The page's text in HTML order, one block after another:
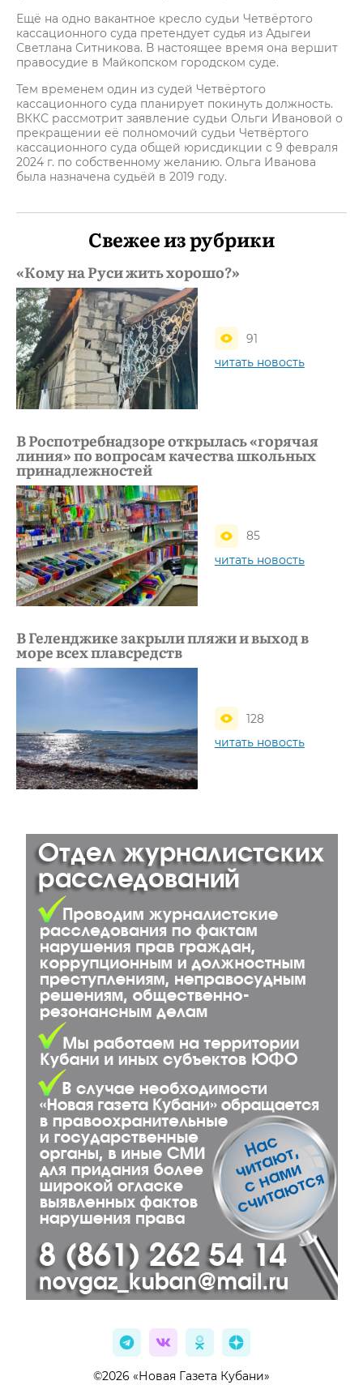
Ещё на одно вакантное кресло судьи Четвёртого
кассационного суда претендует судья из Адыгеи
Светлана Ситникова. В настоящее время она вершит
правосудие в Майкопском городском суде.
Тем временем один из судей Четвёртого
кассационного суда планирует покинуть должность.
ВККС рассмотрит заявление судьи Ольги Ивановой о
прекращении её полномочий судьи Четвёртого
кассационного суда общей юрисдикции с 9 февраля
2024 г. по собственному желанию. Ольга Иванова
была назначена судьёй в 2019 году.
Свежее из рубрики
«Кому на Руси жить хорошо?»
91
читать новость
В Роспотребнадзоре открылась «горячая
линия» по вопросам качества школьных
принадлежностей
85
читать новость
В Геленджике закрыли пляжи и выход в
море всех плавсредств
128
читать новость
©2026 «Новая Газета Кубани»